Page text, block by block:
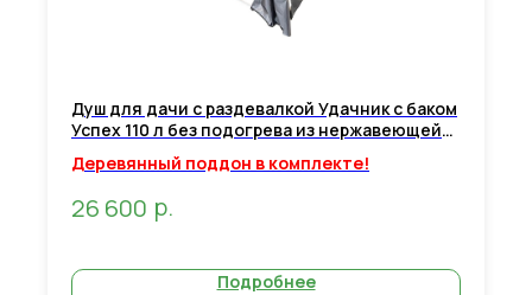
Душ для дачи с раздевалкой Удачник с баком
Успех 110 л без подогрева из нержавеющей
Деревянный поддон в комплекте!
26 600 р.
Подробнее